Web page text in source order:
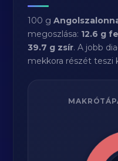
100 g
megoszlása: 12.6 g
39.7 g zsír. A jobb
mekkora részét teszi